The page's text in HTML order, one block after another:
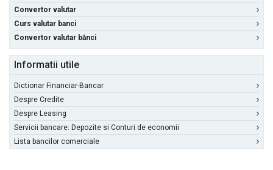
Convertor valutar
Curs valutar banci
Convertor valutar bănci
Informatii utile
Dictionar Financiar-Bancar
Despre Credite
Despre Leasing
Servicii bancare: Depozite si Conturi de economii
Lista bancilor comerciale